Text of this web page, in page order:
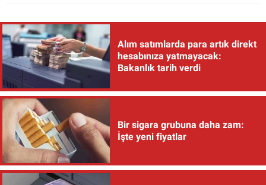
Alım satımlarda para artık direkt
hesabınıza yatmayacak:
Bakanlık tarih verdi
Bir sigara grubuna daha zam:
İşte yeni fiyatlar